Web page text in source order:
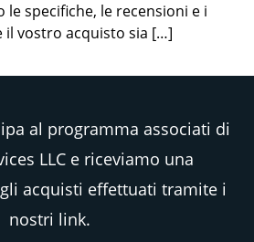
le specifiche, le recensioni e i
il vostro acquisto sia […]
al programma associati di
LLC e riceviamo una
acquisti effettuati tramite i
nostri link.